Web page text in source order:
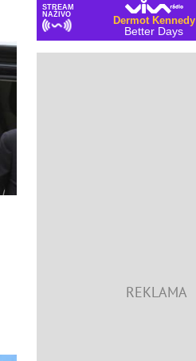
STREAM
NAŽIVO
Dermot Kennedy
Better Days